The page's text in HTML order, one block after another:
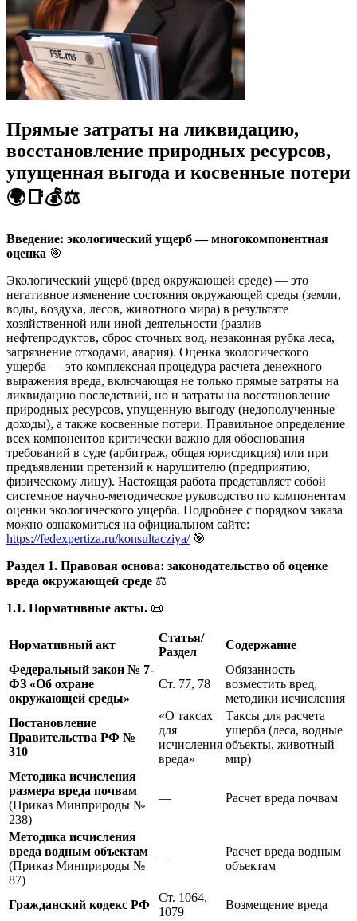
Прямые затраты на ликвидацию,
восстановление природных ресурсов,
упущенная выгода и косвенные потери
🌍📑💰⚖️
Введение: экологический ущерб — многокомпонентная
оценка 🎯
Экологический ущерб (вред окружающей среде) — это
негативное изменение состояния окружающей среды (земли,
воды, воздуха, лесов, животного мира) в результате
хозяйственной или иной деятельности (разлив
нефтепродуктов, сброс сточных вод, незаконная рубка леса,
загрязнение отходами, авария). Оценка экологического
ущерба — это комплексная процедура расчета денежного
выражения вреда, включающая не только прямые затраты на
ликвидацию последствий, но и затраты на восстановление
природных ресурсов, упущенную выгоду (недополученные
доходы), а также косвенные потери. Правильное определение
всех компонентов критически важно для обоснования
требований в суде (арбитраж, общая юрисдикция) или при
предъявлении претензий к нарушителю (предприятию,
физическому лицу). Настоящая работа представляет собой
системное научно-методическое руководство по компонентам
оценки экологического ущерба. Подробнее с порядком заказа
можно ознакомиться на официальном сайте:
https://fedexpertiza.ru/konsultacziya/🎯
Раздел 1. Правовая основа: законодательство об оценке
вреда окружающей среде ⚖️
1.1. Нормативные акты. 📜
Нормативный акт
Статья/
Раздел
Содержание
Федеральный закон № 7-
ФЗ «Об охране
окружающей среды»
Ст. 77, 78
Обязанность
возместить вред,
методики исчисления
Постановление
Правительства РФ №
310
«О таксах
для
исчисления
вреда»
Таксы для расчета
ущерба (леса, водные
объекты, животный
мир)
Методика исчисления
размера вреда почвам
(Приказ Минприроды №
238)
— Расчет вреда почвам
Методика исчисления
вреда водным объектам
(Приказ Минприроды №
87)
—
Расчет вреда водным
объектам
Гражданский кодекс РФ
Ст. 1064,
1079
Возмещение вреда